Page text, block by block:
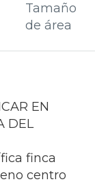
Tamaño
de área
EN
DEL
finca
centro